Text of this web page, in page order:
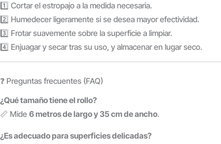
1️⃣ Cortar el estropajo a la medida necesaria.
2️⃣ Humedecer ligeramente si se desea mayor efectividad.
3️⃣ Frotar suavemente sobre la superficie a limpiar.
4️⃣ Enjuagar y secar tras su uso, y almacenar en lugar seco.
❓ Preguntas frecuentes (FAQ)
¿Qué tamaño tiene el rollo?
📏 Mide 6 metros de largo y 35 cm de ancho.
¿Es adecuado para superficies delicadas?